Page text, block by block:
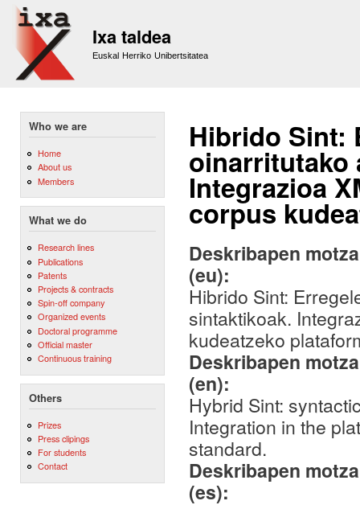
Ixa taldea
Euskal Herriko Unibertsitatea
Who we are
Home
About us
Members
What we do
Research lines
Publications
Patents
Projects & contracts
Spin-off company
Organized events
Doctoral programme
Official master
Continuous training
Others
Prizes
Press clipings
For students
Contact
Hibrido Sint:
oinarritutako
Integrazioa
corpus
Deskribapen
(eu):
Hibrido Sint:
sintaktikoak.
kudeatzeko
Deskribapen
(en):
Hybrid Sint:
Integration in the
standard.
Deskribapen
(es):